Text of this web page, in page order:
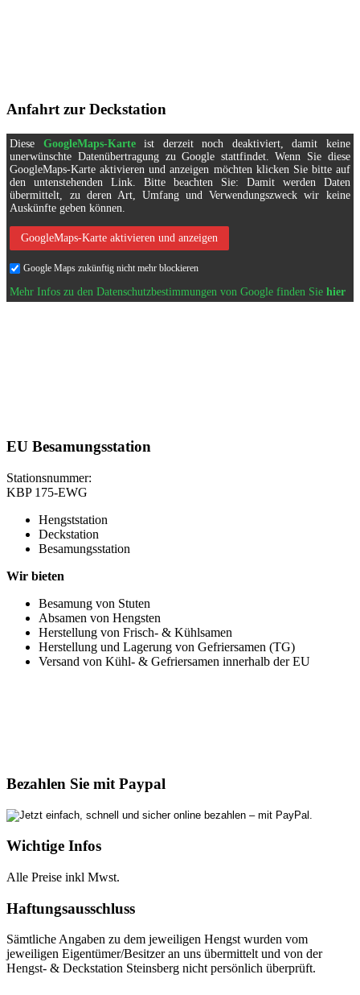
Anfahrt zur Deckstation
Diese GoogleMaps-Karteist derzeit noch deaktiviert, damit keine
unerwünschte Datenübertragung zu Google stattfindet. Wenn Sie diese
GoogleMaps-Karte aktivieren und anzeigen möchten klicken Sie bitte auf
den untenstehenden Link. Bitte beachten Sie: Damit werden Daten
übermittelt, zu deren Art, Umfang und Verwendungszweck wir keine
Auskünfte geben können.
GoogleMaps-Karte aktivieren und anzeigen
Google Maps zukünftig nicht mehr blockieren
Mehr Infos zu den Datenschutzbestimmungen von Google finden Siehier
EU Besamungsstation
Stationsnummer:
KBP 175-EWG
Hengststation
Deckstation
Besamungsstation
Wir bieten
Besamung von Stuten
Absamen von Hengsten
Herstellung von Frisch- & Kühlsamen
Herstellung und Lagerung von Gefriersamen (TG)
Versand von Kühl- & Gefriersamen innerhalb der EU
Bezahlen Sie mit Paypal
Wichtige Infos
Alle Preise inkl Mwst.
Haftungsausschluss
Sämtliche Angaben zu dem jeweiligen Hengst wurden vom
jeweiligen Eigentümer/Besitzer an uns übermittelt und von der
Hengst- & Deckstation Steinsberg nicht persönlich überprüft.